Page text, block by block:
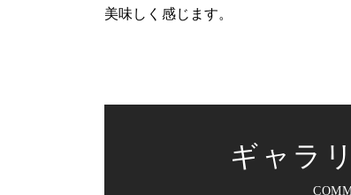
美味しく感じます。
ギャラ